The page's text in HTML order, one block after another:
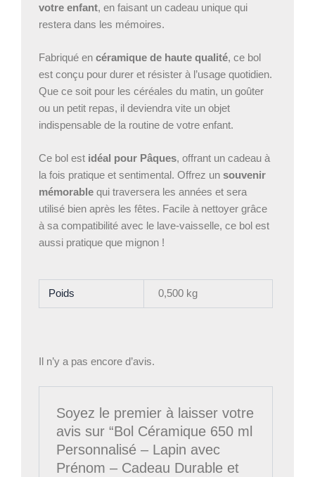
votre enfant, en faisant un cadeau unique qui
restera dans les mémoires.
Fabriqué en céramique de haute qualité, ce bol
est conçu pour durer et résister à l’usage quotidien.
Que ce soit pour les céréales du matin, un goûter
ou un petit repas, il deviendra vite un objet
indispensable de la routine de votre enfant.
Ce bol est idéal pour Pâques, offrant un cadeau à
la fois pratique et sentimental. Offrez un souvenir
mémorable qui traversera les années et sera
utilisé bien après les fêtes. Facile à nettoyer grâce
à sa compatibilité avec le lave-vaisselle, ce bol est
aussi pratique que mignon !
Poids 0,500 kg
Il n’y a pas encore d’avis.
Soyez le premier à laisser votre
avis sur “Bol Céramique 650 ml
Personnalisé – Lapin avec
Prénom – Cadeau Durable et